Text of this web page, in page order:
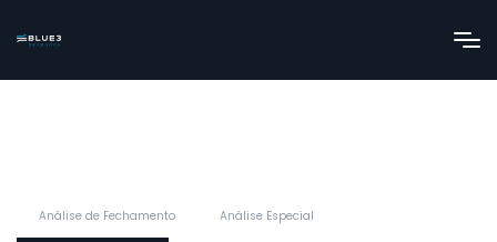
Análise de Fechamento Análise Especial